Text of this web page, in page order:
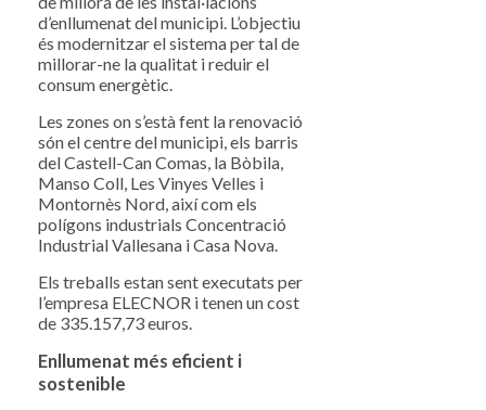
d’enllumenat del municipi. L’objectiu
és modernitzar el sistema per tal de
millorar-ne la qualitat i reduir el
consum energètic.
Les zones on s’està fent la renovació
són el centre del municipi, els barris
del Castell-Can Comas, la Bòbila,
Manso Coll, Les Vinyes Velles i
Montornès Nord, així com els
polígons industrials Concentració
Industrial Vallesana i Casa Nova.
Els treballs estan sent executats per
l’empresa ELECNOR i tenen un cost
de 335.157,73 euros.
Enllumenat més eficient i
sostenible